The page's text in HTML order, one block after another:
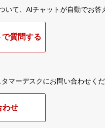
いて、 AIチャットが自動でお答
質問する
タマーデスクにお問い合わせく
わせ